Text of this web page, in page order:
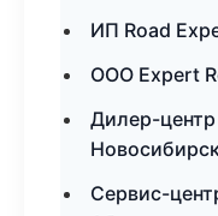
ИП Road
ООО Expert
Дилер-
Сервис-